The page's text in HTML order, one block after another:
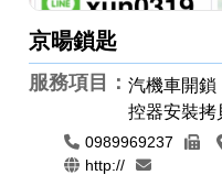
京暘鎖匙
服務項目：汽機車開鎖
控器安裝拷
0989969237
http://